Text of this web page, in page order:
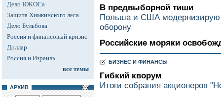
Дело ЮКОСа
Защита Химкинского леса
Дело Бульбова
Россия и финансовый кризис
Доллар
Россия и Израиль
все темы
АРХИВ
В предвыборной тиши
Польша и США
оборону
Российские моряки
БИЗНЕС И ФИНАНСЫ
Гибкий кворум
Итоги собрания акционеров